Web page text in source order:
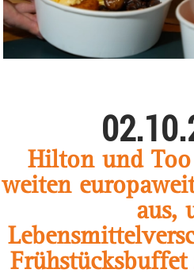
Hilton und
weiten
aus,